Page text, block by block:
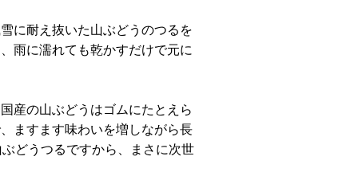
に耐え抜いた山ぶどうのつるを
雨に濡れても乾かすだけで元に
産の山ぶどうはゴムにたとえら
ますます味わいを増しながら長
どうつるですから、まさに次世